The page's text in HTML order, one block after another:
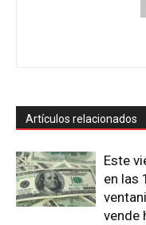
Artículos relacionados
Este
en las
vende